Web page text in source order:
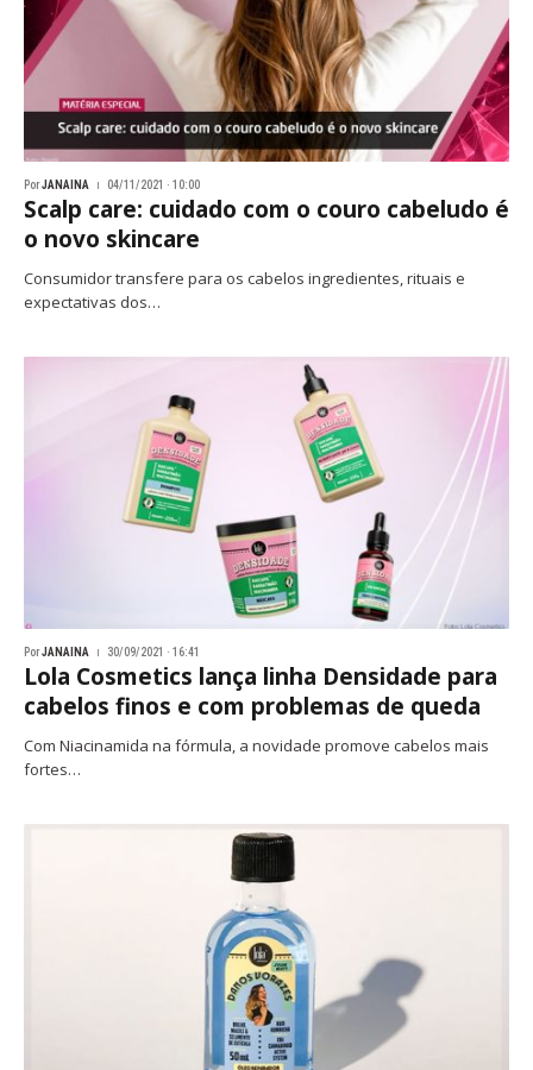
PorJANAINA 04/11/2021 · 10:00
Scalp care: cuidado com o couro cabeludo é
o novo skincare
Consumidor transfere para os cabelos ingredientes, rituais e
expectativas dos…
PorJANAINA 30/09/2021 · 16:41
Lola Cosmetics lança linha Densidade para
cabelos finos e com problemas de queda
Com Niacinamida na fórmula, a novidade promove cabelos mais
fortes…